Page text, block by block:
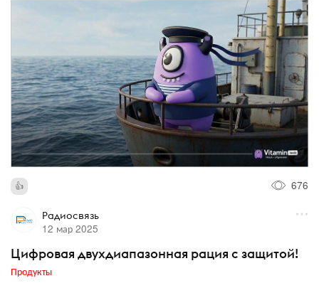
676
Радиосвязь
12 мар 2025
Цифровая двухдиапазонная рация с защитой!
Продукты